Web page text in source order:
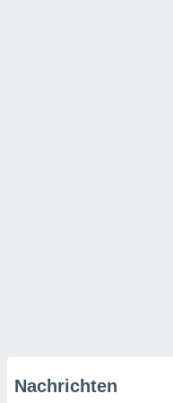
Nachrichten